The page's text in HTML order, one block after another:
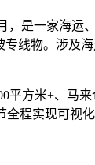
是一家海运
线物。涉及
方米+、马
程实现可视